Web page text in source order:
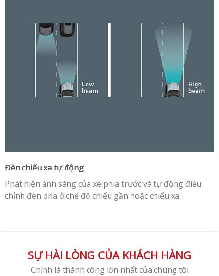
Đèn chiếu xa tự động
Phát hiện ánh sáng của xe phía trước và tự động điều
chỉnh đèn pha ở chế độ chiếu gần hoặc chiếu xa.
SỰ HÀI LÒNG CỦA KHÁCH HÀNG
Chính là thành công lớn nhất của chúng tôi